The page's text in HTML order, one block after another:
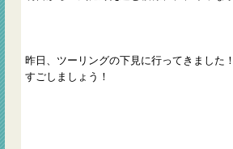
昨日、ツーリングの下見に行ってきました
すごしましょう！